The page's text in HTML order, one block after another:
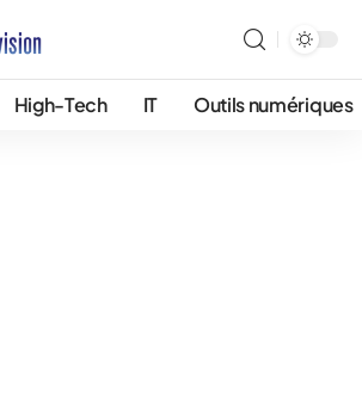
High-Tech IT Outils numériques